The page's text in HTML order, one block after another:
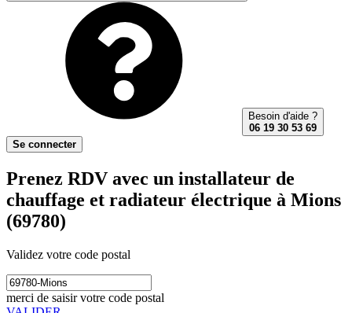
Besoin d'aide ?
06 19 30 53 69
Se connecter
Prenez RDV avec un installateur de
chauffage et radiateur électrique à Mions
(69780)
Validez votre code postal
merci de saisir votre code postal